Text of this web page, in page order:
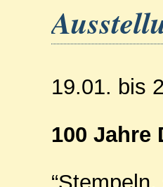
19.01. bis
100 Jahre